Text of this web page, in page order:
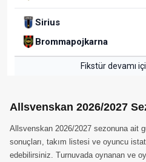
Sirius
Brommapojkarna
Fikstür devamı
Allsvenskan 2026/2027
Allsvenskan 2026/2027 sezonuna ait
sonuçları, takım listesi ve oyuncu
edebilirsiniz. Turnuvada oynanan ve